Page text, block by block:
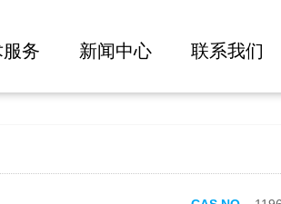
务 新闻中心 联系我们